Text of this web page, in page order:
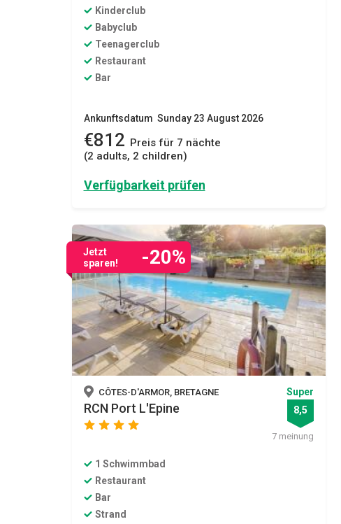
Kinderclub
Babyclub
Teenagerclub
Restaurant
Bar
Ankunftsdatum Sunday 23 August 2026
€812 Preis für 7 nächte
(2 adults, 2 children)
Verfügbarkeit prüfen
Jetzt
sparen!
-20%
CÔTES-D'ARMOR, BRETAGNE
RCN Port L'Epine
starstarstarstar
Super
8,5
7 meinung
1 Schwimmbad
Restaurant
Bar
Strand